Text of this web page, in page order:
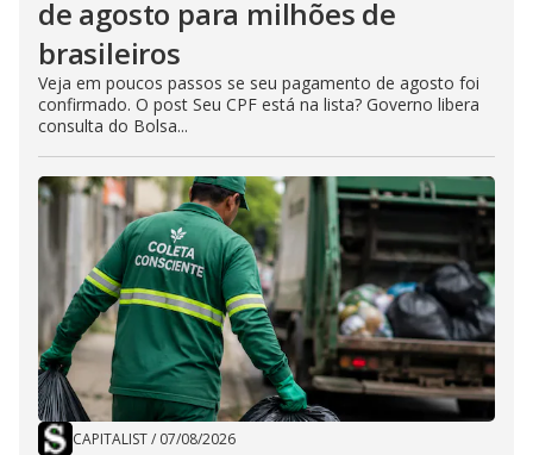
de agosto para milhões de
brasileiros
Veja em poucos passos se seu pagamento de agosto foi
confirmado. O post Seu CPF está na lista? Governo libera
consulta do Bolsa...
CAPITALIST/ 07/08/2026